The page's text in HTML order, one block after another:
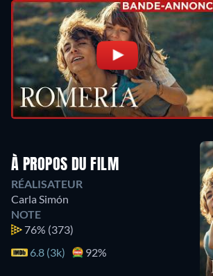
À PROPOS DU FILM
RÉALISATEUR
Carla Simón
NOTE
76% (373)
6.8 (3k)
92%